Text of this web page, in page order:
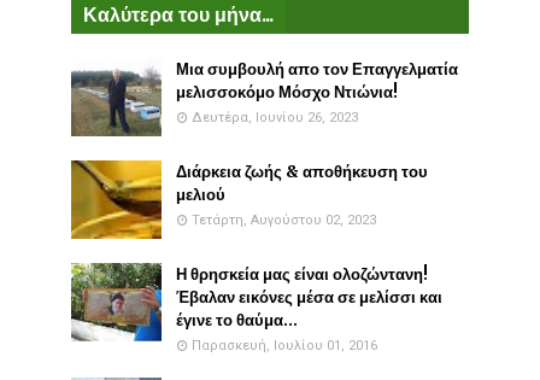
Καλύτερα του μήνα...
Μια συμβουλή απο τον Επαγγελματία
μελισσοκόμο Μόσχο Ντιώνια!
Δευτέρα, Ιουνίου 26, 2023
Διάρκεια ζωής & αποθήκευση του
μελιού
Τετάρτη, Αυγούστου 02, 2023
Η θρησκεία μας είναι ολοζώντανη!
Έβαλαν εικόνες μέσα σε μελίσσι και
έγινε το θαύμα...
Παρασκευή, Ιουλίου 01, 2016